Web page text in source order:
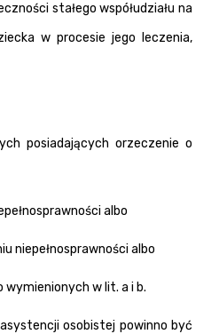
stałego współudziału na
w procesie jego leczenia,
posiadających orzeczenie o
albo
niepełnosprawności albo
w lit. a i b.
osobistej powinno być